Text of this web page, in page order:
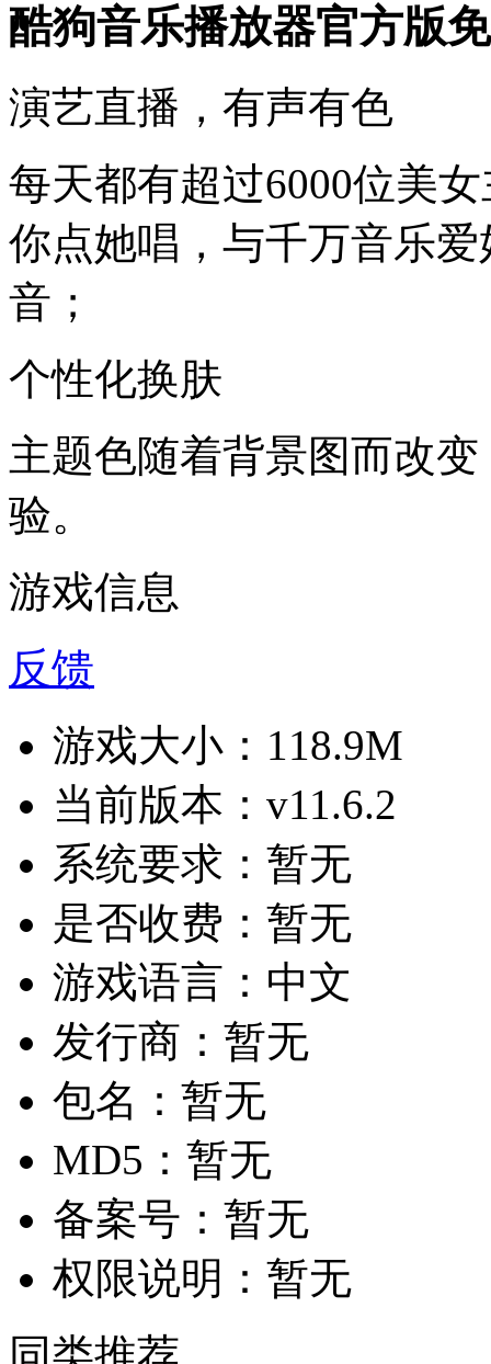
酷狗音乐播放器官方版
演艺直播，有声有色
每天都有超过6000位美
你点她唱，与千万音乐
音；
个性化换肤
主题色随着背景图而改
验。
游戏信息
反馈
游戏大小： 118.9M
当前版本： v11.6.2
系统要求： 暂无
是否收费： 暂无
游戏语言： 中文
发行商： 暂无
包名： 暂无
MD5： 暂无
备案号： 暂无
权限说明： 暂无
同类推荐